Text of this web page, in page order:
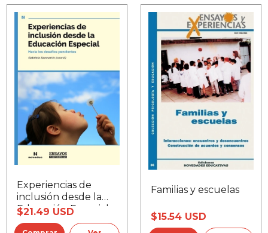
Experiencias de
inclusión desde la
Educación Especial
$21.49 USD
Familias y escuelas
$15.54 USD